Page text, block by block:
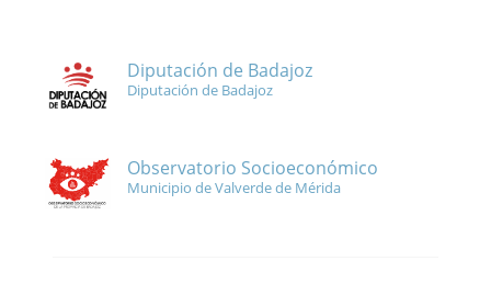
Diputación de Badajoz
Diputación de Badajoz
Observatorio Socioeconómico
Municipio de Valverde de Mérida